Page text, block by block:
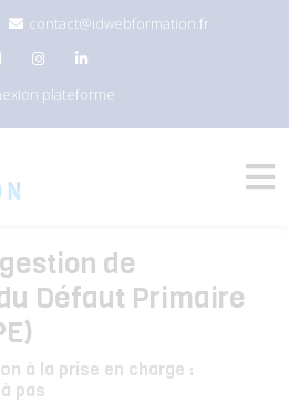
contact@idwebformation.fr
plateforme
de
Défaut Primaire
à la prise en charge :
pas